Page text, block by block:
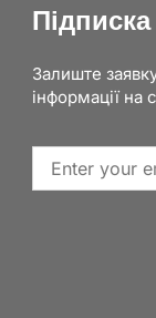
Залиште
інформації на